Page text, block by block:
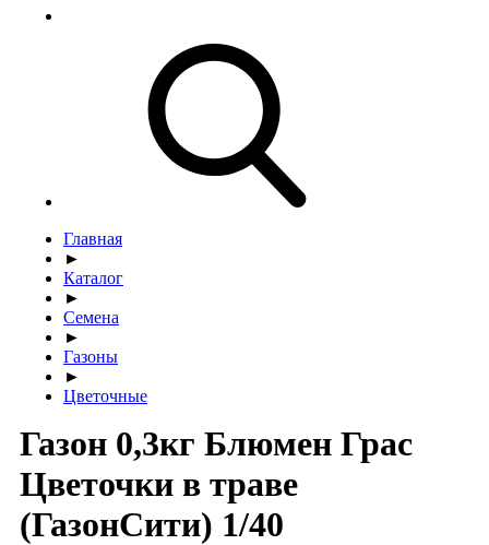
Главная
►
Каталог
►
Семена
►
Газоны
►
Цветочные
Газон 0,3кг Блюмен Грас
Цветочки в траве
(ГазонСити) 1/40